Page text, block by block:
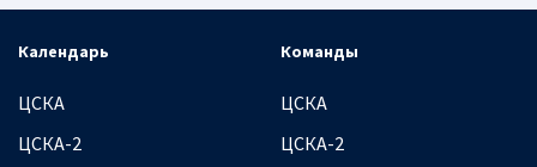
Календарь
ЦСКА
ЦСКА-2
Команды
ЦСКА
ЦСКА-2